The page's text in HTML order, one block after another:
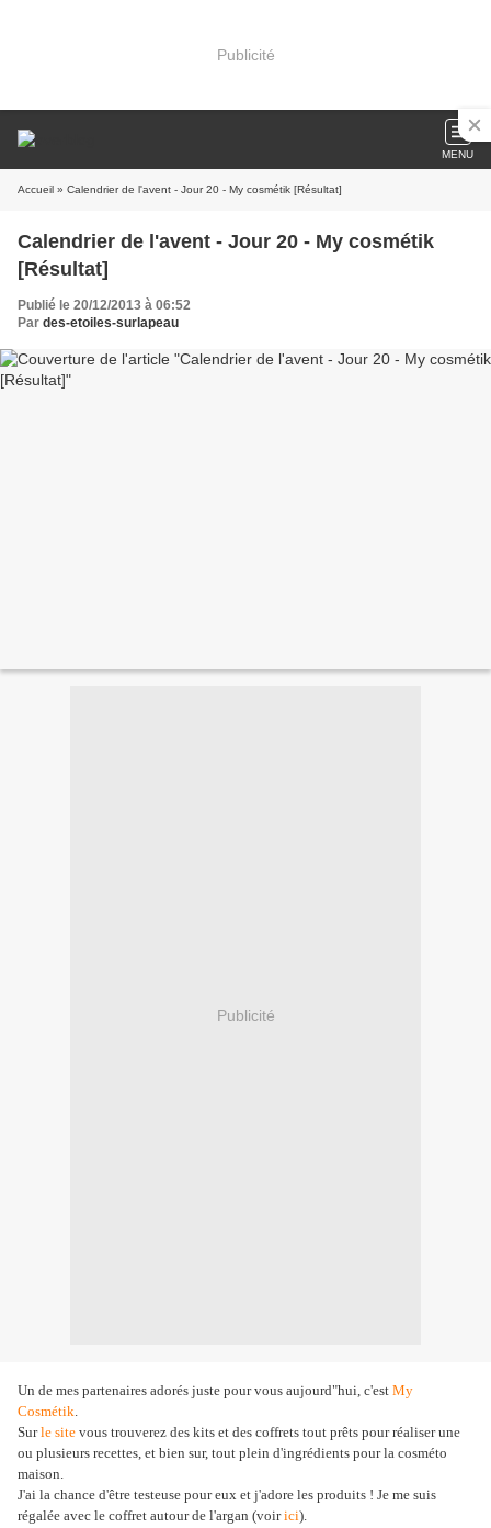
Publicité
MENU
Accueil » Calendrier de l'avent - Jour 20 - My cosmétik [Résultat]
Calendrier de l'avent - Jour 20 - My cosmétik
[Résultat]
Publié le 20/12/2013 à 06:52
Par des-etoiles-surlapeau
Publicité
Un de mes partenaires adorés juste pour vous aujourd"hui, c'est My
Cosmétik.
Surle site vous trouverez des kits et des coffrets tout prêts pour réaliser une
ou plusieurs recettes, et bien sur, tout plein d'ingrédients pour la cosméto
maison.
J'ai la chance d'être testeuse pour eux et j'adore les produits ! Je me suis
régalée avec le coffret autour de l'argan (voirici).